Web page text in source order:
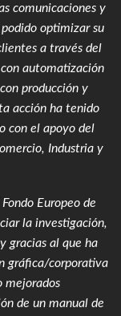
comunicaciones y
optimizar su
a través del
automatización
producción y
acción ha tenido
con el apoyo del
Industria y
Europeo de
la investigación,
gracias al que ha
gráfica/corporativa
mejorados
de un manual de